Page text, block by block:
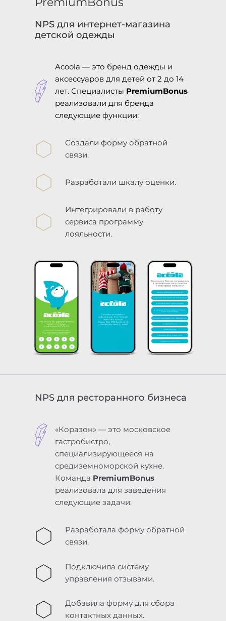
NPS для интернет-магазина
детской одежды
Acoola — это бренд одежды и
аксессуаров для детей от 2 до 14
лет. Специалисты PremiumBonus
реализовали для бренда
следующие функции:
Создали форму обратной
связи.
Разработали шкалу оценки.
Интегрировали в работу
сервиса программу
лояльности.
NPS для ресторанного бизнеса
«Коразон» — это московское
гастробистро,
специализирующееся на
средиземноморской кухне.
Команда PremiumBonus
реализовала для заведения
следующие задачи:
Разработала форму обратной
связи.
Подключила систему
управления отзывами.
Добавила форму для сбора
контактных данных.